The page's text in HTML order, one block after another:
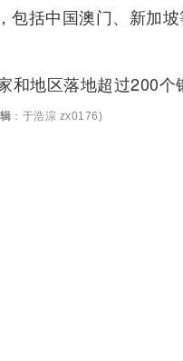
包括中国澳门、新加
和地区落地超过200
：于浩淙 zx0176)